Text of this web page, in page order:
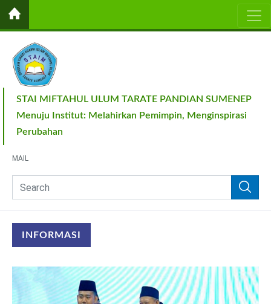
STAI MIFTAHUL ULUM TARATE PANDIAN SUMENEP
Menuju Institut: Melahirkan Pemimpin, Menginspirasi
Perubahan
MAIL
INFORMASI